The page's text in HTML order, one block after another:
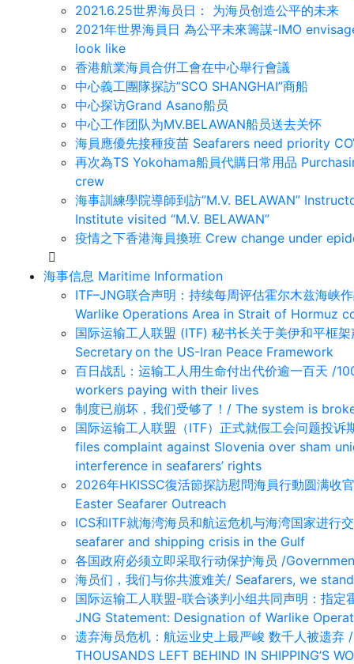
2021.6.25世界海员日： 为海员创造公平的未来
2021年世界海員日 為公平未來籌謀-IMO
look like
香港航業海員合倂工會在中心舉行會議
中心義工團隊探訪”SCO SHANGHAI”商船
中心探访Grand Asano船员
中心工作团队为MV.BELAWAN船员送去关怀
海員應優先接種疫苗 Seafarers need priority
再次為TS Yokohama船員代購日常用品
crew
海事訓練學院導師到訪”M.V. BELAWAN”
Institute visited “M.V. BELAWAN”
疫情之下香港海員換班 Crew change under
海事信息 Maritime Information
ITF–JNG联合声明：持续每周评估霍尔木兹海峡
Warlike Operations Area in Strait of Hormuz
国际运输工人联盟 (ITF) 秘书长关于美伊和平框
Secretary on the US-Iran Peace Framework
百日战乱：运输工人用生命付出代价逾一百天
workers paying with their lives
制度已崩坏，我们受够了！/ The system is
国际运输工人联盟（ITF）正式就假工会问题投
files complaint against Slovenia over sham
interference in seafarers’ rights
2026年HKISSC復活節探訪慰問海員行動圆满
Easter Seafarer Outreach
ICS和ITF就海湾海员和航运危机与海湾国家进
seafarer and shipping crisis in the Gulf
各国政府必须立即采取行动保护海员 /
海员们，我们与你共渡难关/ Seafarers, we
国际运输工人联盟-联合谈判小组共同声明：指
JNG Statement: Designation of Warlike
遗弃海员危机：航运业史上最严峻 数千人被遗弃
THOUSANDS LEFT BEHIND IN SHIPPING’S